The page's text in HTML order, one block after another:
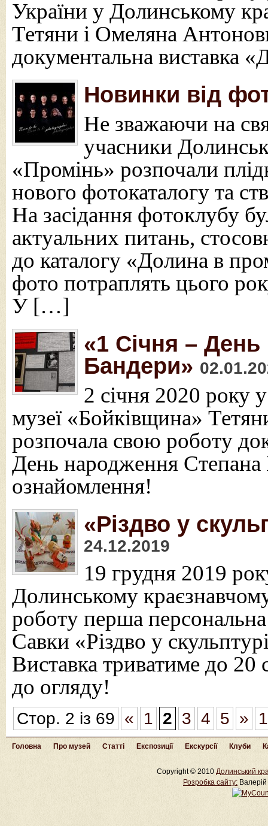
України у Долинському
Тетяни і Омеляна
документальна виставка
Новинки від
Не зважаючи на
учасники
«Промінь» розпочали
нового фотокаталогу та
На засідання фотоклубу
актуальних питань,
до каталогу «Долина в
фото потраплять цього
У […]
«1 Січня –
Бандери»
2 січня 2020 року
музеї «Бойківщина»
розпочала свою роботу
День народження
ознайомлення!
«Різдво у
24.12.2019
19 грудня 2019
Долинському
роботу перша
Савки «Різдво у
Виставка триватиме до 20
до огляду!
Стор. 2 із 69 « 1 2 3 4 5 »
Головна Про музей Статті Експозиції Екскурсії Клуби
Copyright © 2010 Долинський
Розробка cайту: